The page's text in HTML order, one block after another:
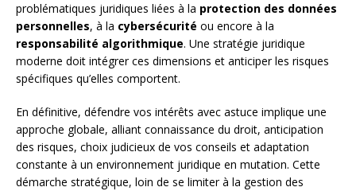
problématiques juridiques liées à la protection des données
personnelles, à la cybersécurité ou encore à la
responsabilité algorithmique. Une stratégie juridique
moderne doit intégrer ces dimensions et anticiper les risques
spécifiques qu’elles comportent.
En définitive, défendre vos intérêts avec astuce implique une
approche globale, alliant connaissance du droit, anticipation
des risques, choix judicieux de vos conseils et adaptation
constante à un environnement juridique en mutation. Cette
démarche stratégique, loin de se limiter à la gestion des